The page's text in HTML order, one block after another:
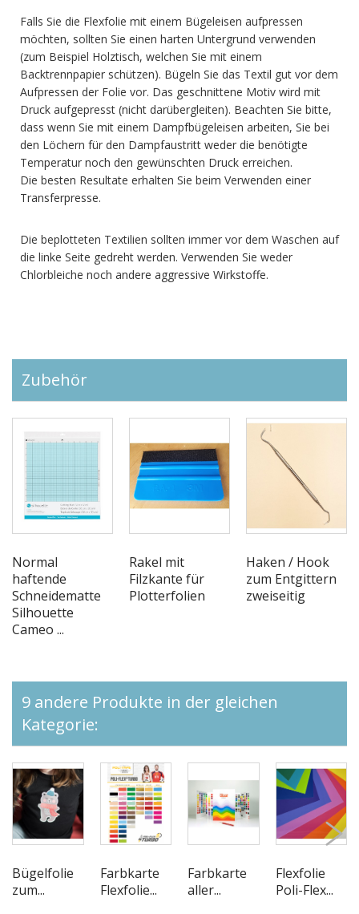
Falls Sie die Flexfolie mit einem Bügeleisen aufpressen
möchten, sollten Sie einen harten Untergrund verwenden
(zum Beispiel Holztisch, welchen Sie mit einem
Backtrennpapier schützen). Bügeln Sie das Textil gut vor dem
Aufpressen der Folie vor. Das geschnittene Motiv wird mit
Druck aufgepresst (nicht darübergleiten). Beachten Sie bitte,
dass wenn Sie mit einem Dampfbügeleisen arbeiten, Sie bei
den Löchern für den Dampfaustritt weder die benötigte
Temperatur noch den gewünschten Druck erreichen.
Die besten Resultate erhalten Sie beim Verwenden einer
Transferpresse.
Die beplotteten Textilien sollten immer vor dem Waschen auf
die linke Seite gedreht werden. Verwenden Sie weder
Chlorbleiche noch andere aggressive Wirkstoffe.
Zubehör
Normal
haftende
Schneidematte
Silhouette
Cameo ...
Rakel mit
Filzkante für
Plotterfolien
Haken / Hook
zum Entgittern
zweiseitig
9 andere Produkte in der gleichen
Kategorie:
Bügelfolie
zum...
Farbkarte
Flexfolie...
Farbkarte
aller...
Flexfolie
Poli-Flex...